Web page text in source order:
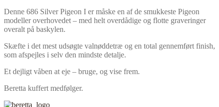
Denne 686 Silver Pigeon I er måske en af de smukkeste Pigeon
modeller overhovedet – med helt overdådige og flotte graveringer
overalt på baskylen.
Skæfte i det mest udsøgte valnøddetræ og en total gennemført finish,
som afspejles i selv den mindste detalje.
Et dejligt våben at eje – bruge, og vise frem.
Beretta kuffert medfølger.